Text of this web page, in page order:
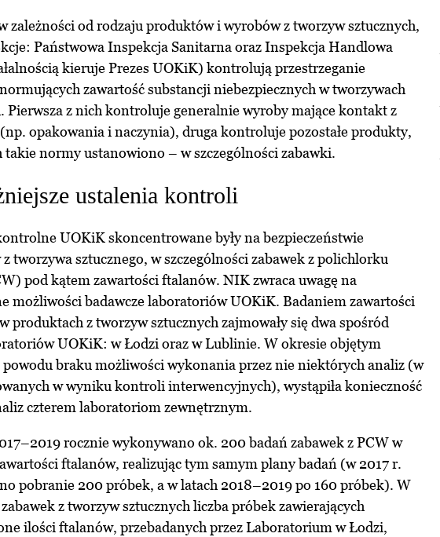
zależności od rodzaju produktów i wyrobów z tworzyw sztucznych,
Państwowa Inspekcja Sanitarna oraz Inspekcja Handlowa
kieruje Prezes UOKiK) kontrolują przestrzeganie
zawartość substancji niebezpiecznych w tworzywach
Pierwsza z nich kontroluje generalnie wyroby mające kontakt z
opakowania i naczynia), druga kontroluje pozostałe produkty,
takie normy ustanowiono – w szczególności zabawki.
ustalenia kontroli
UOKiK skoncentrowane były na bezpieczeństwie
tworzywa sztucznego, w szczególności zabawek z polichlorku
pod kątem zawartości ftalanów. NIK zwraca uwagę na
możliwości badawcze laboratoriów UOKiK. Badaniem zawartości
produktach z tworzyw sztucznych zajmowały się dwa spośród
UOKiK: w Łodzi oraz w Lublinie. W okresie objętym
braku możliwości wykonania przez nie niektórych analiz (w
w wyniku kontroli interwencyjnych), wystąpiła konieczność
czterem laboratoriom zewnętrznym.
rocznie wykonywano ok. 200 badań zabawek z PCW w
ftalanów, realizując tym samym plany badań (w 2017 r.
pobranie 200 próbek, a w latach 2018–2019 po 160 próbek). W
z tworzyw sztucznych liczba próbek zawierających
ilości ftalanów, przebadanych przez Laboratorium w Łodzi,